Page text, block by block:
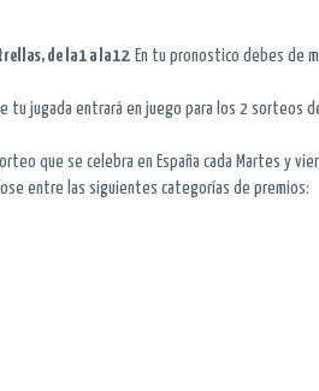
de la 1 a la 12. En tu pronostico debes de
tu jugada entrará en juego para los 2 sorteos
que se celebra en España cada Martes y
entre las siguientes categorías de premios: